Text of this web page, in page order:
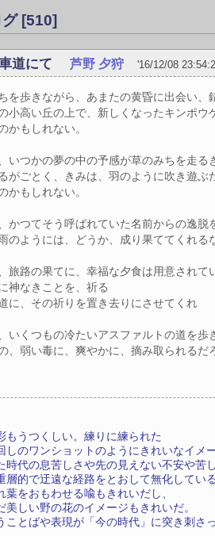
[510]
道にて 芦野 夕狩 '16/12/08
を歩きながら、あまたの黄昏に出会い
小高い丘の上で、新しくなったキンポ
かもしれない。
いつかの夢の中の予感が草のみちを走
がごとく、きみは、羽のように吹き遊
かもしれない。
かつてそう呼ばれていた名前からの逸
のようには、どうか、成り果ててくれ
旅路の果てに、幸福な夕食は用意されて
神なきことを、祈る
に、その祈りを置き去りにさせてくれ
いくつもの冷たいアスファルトの道を
、弱い毒に、爽やかに、摘み取られるだ
もうつくしい。練りに練られた
しのワンショットのようにきれいなイメー
時代の息苦しさや先の見えない不安や苦
層的で迂遠な経路をとおして無化してい
葉をおもわせる喩もきれいだし、
美しい野の花のイメージもきれいだ。
ことばや表現が「今の時代」に突き刺さ